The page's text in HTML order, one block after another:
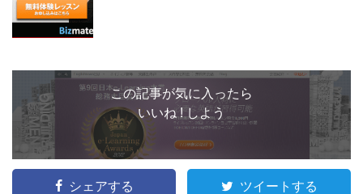
この記事が気に入ったら
いいね ! しよう
シェアする ツイートする